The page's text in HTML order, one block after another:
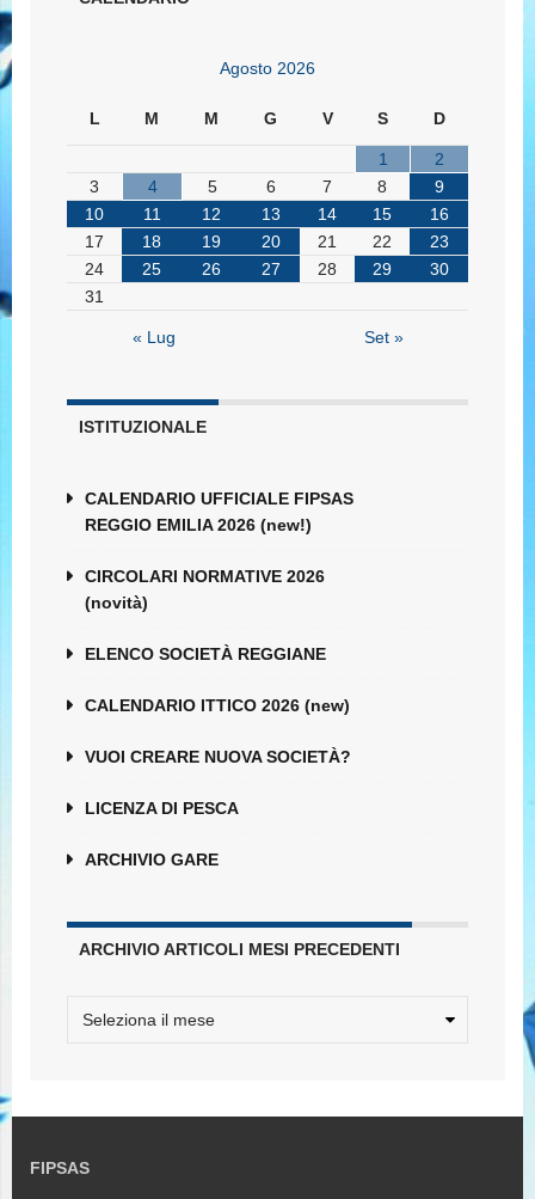
Agosto 2026
L M M G V S D
1
2
3
4 5 6 7 8
9
10
11 12 13 14 15
16
17
18 19 20 21 22
23
24
25 26 27 28 29
30
31
« Lug Set »
ISTITUZIONALE
CALENDARIO UFFICIALE FIPSAS
REGGIO EMILIA 2026 (new!)
CIRCOLARI NORMATIVE 2026
(novità)
ELENCO SOCIETÀ REGGIANE
CALENDARIO ITTICO 2026 (new)
VUOI CREARE NUOVA SOCIETÀ?
LICENZA DI PESCA
ARCHIVIO GARE
ARCHIVIO ARTICOLI MESI PRECEDENTI
FIPSAS